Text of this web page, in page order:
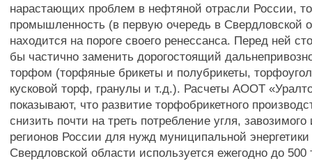
нарастающих проблем в нефтяной отрасли России,
промышленность (в первую очередь в Свердловской
находится на пороге своего ренессанса. Перед ней
бы частично заменить дорогостоящий
торфом (торфяные брикеты и полубрикеты,
кусковой торф, гранулы и т.д.). Расчеты АООТ
показывают, что развитие торфобрикетного
снизить почти на треть потребление угля, завозимого
регионов России для нужд муниципальной энергетики
Свердловской области используется ежегодно до